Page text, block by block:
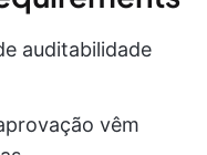
auditabilidade
vêm